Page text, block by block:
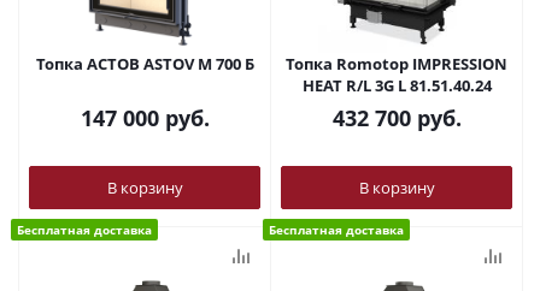
Топка АСТОВ ASTOV М 700 Б
147 000руб.
В корзину
Топка Romotop IMPRESSION
HEAT R/L 3G L 81.51.40.24
432 700руб.
В корзину
Бесплатная доставка Бесплатная доставка